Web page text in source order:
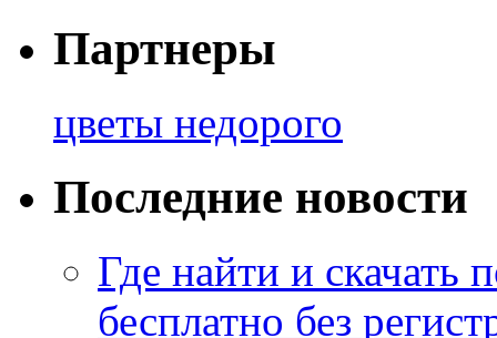
Партнеры
цветы недорого
Последние новости
Где найти и
бесплатно без